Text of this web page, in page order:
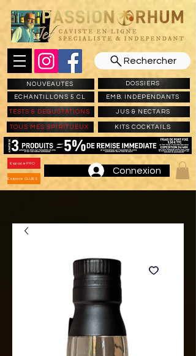
Rechercher
NOUVEAUTES
ECHANTILLONS 5 CL
DOSSIERS
EMB. INDEPENDANTS
TESTS & DEGUSTATIONS JUS & NECTARS
TOUS MES SPIRITUEUX KITS COCKTAILS
Espace PRO
Espace CLUBS
Connexion